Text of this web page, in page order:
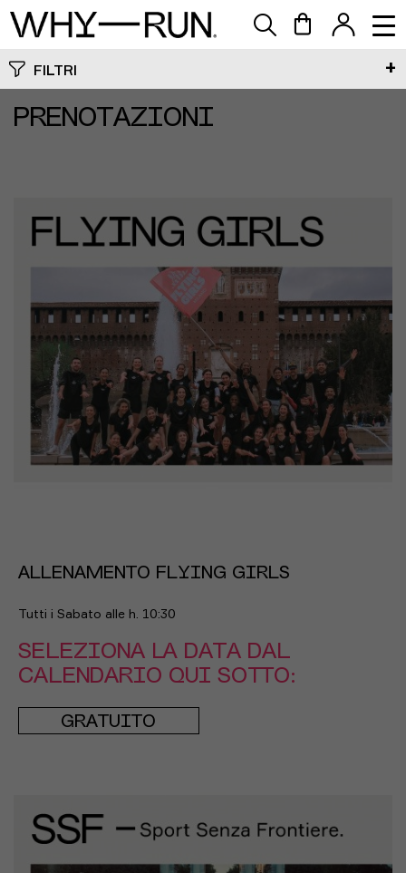
FILTRI
PRENOTAZIONI
ALLENAMENTO FLYING GIRLS
Tutti i Sabato alle h. 10:30
SELEZIONA LA DATA DAL
CALENDARIO QUI SOTTO:
GRATUITO